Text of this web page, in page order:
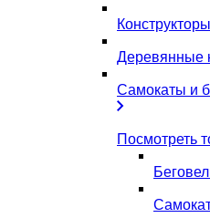
Деревянные
Самокаты и
Посмотреть